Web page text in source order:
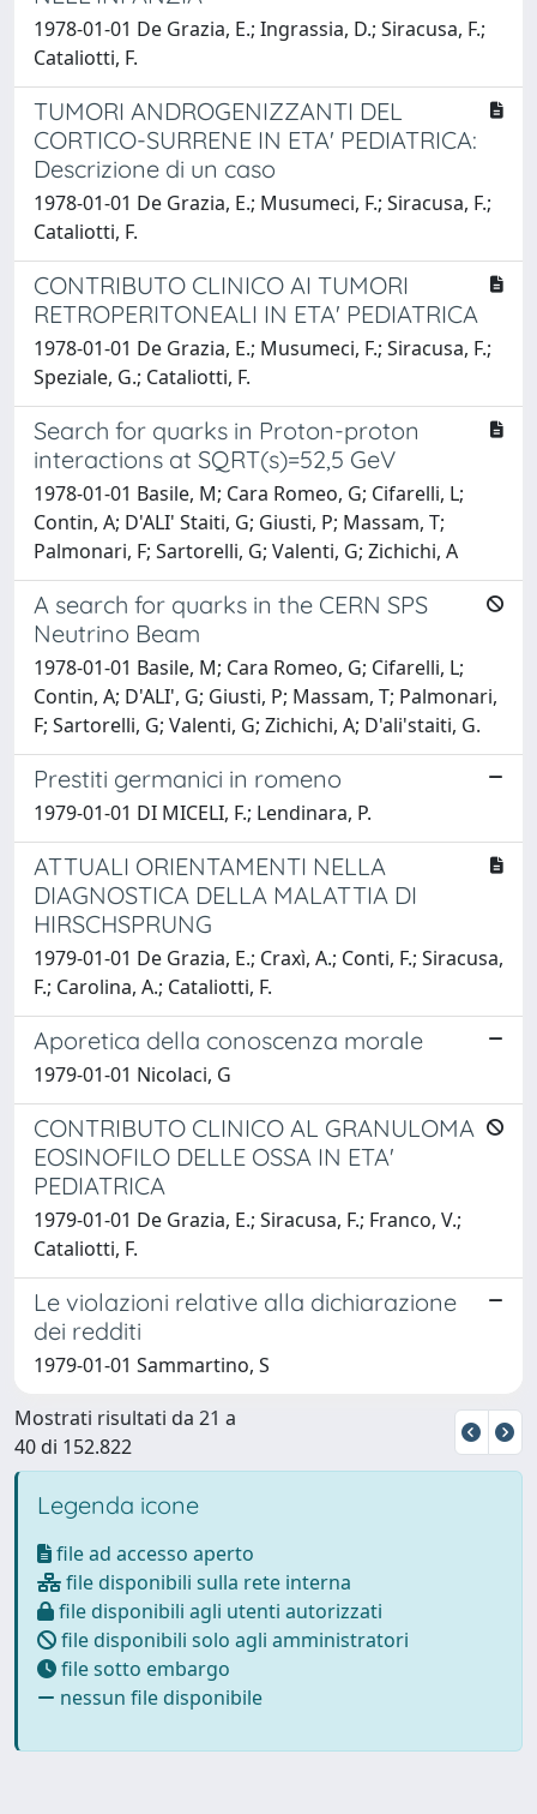
1978-01-01 De Grazia, E.; Ingrassia, D.; Siracusa, F.;
Cataliotti, F.
TUMORI ANDROGENIZZANTI DEL
CORTICO-SURRENE IN ETA' PEDIATRICA:
Descrizione di un caso
1978-01-01 De Grazia, E.; Musumeci, F.; Siracusa, F.;
Cataliotti, F.
CONTRIBUTO CLINICO AI TUMORI
RETROPERITONEALI IN ETA' PEDIATRICA
1978-01-01 De Grazia, E.; Musumeci, F.; Siracusa, F.;
Speziale, G.; Cataliotti, F.
Search for quarks in Proton-proton
interactions at SQRT(s)=52,5 GeV
1978-01-01 Basile, M; Cara Romeo, G; Cifarelli, L;
Contin, A; D'ALI' Staiti, G; Giusti, P; Massam, T;
Palmonari, F; Sartorelli, G; Valenti, G; Zichichi, A
A search for quarks in the CERN SPS
Neutrino Beam
1978-01-01 Basile, M; Cara Romeo, G; Cifarelli, L;
Contin, A; D'ALI', G; Giusti, P; Massam, T; Palmonari,
F; Sartorelli, G; Valenti, G; Zichichi, A; D'ali'staiti, G.
Prestiti germanici in romeno
1979-01-01 DI MICELI, F.; Lendinara, P.
ATTUALI ORIENTAMENTI NELLA
DIAGNOSTICA DELLA MALATTIA DI
HIRSCHSPRUNG
1979-01-01 De Grazia, E.; Craxì, A.; Conti, F.; Siracusa,
F.; Carolina, A.; Cataliotti, F.
Aporetica della conoscenza morale
1979-01-01 Nicolaci, G
CONTRIBUTO CLINICO AL GRANULOMA
EOSINOFILO DELLE OSSA IN ETA'
PEDIATRICA
1979-01-01 De Grazia, E.; Siracusa, F.; Franco, V.;
Cataliotti, F.
Le violazioni relative alla dichiarazione
dei redditi
1979-01-01 Sammartino, S
Mostrati risultati da 21 a
40 di 152.822
Legenda icone
file ad accesso aperto
file disponibili sulla rete interna
file disponibili agli utenti autorizzati
file disponibili solo agli amministratori
file sotto embargo
nessun file disponibile